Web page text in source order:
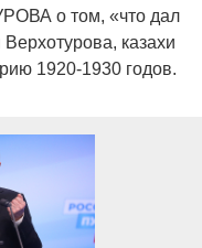
о том, «что дал
казахи
1920-1930 годов.